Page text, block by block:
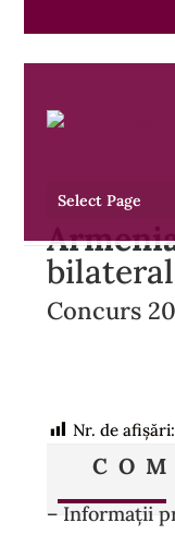
Select Page
Concurs
Nr. de afișări:
– Informații